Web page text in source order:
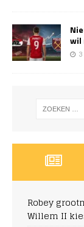
wil
Robey
Willem II